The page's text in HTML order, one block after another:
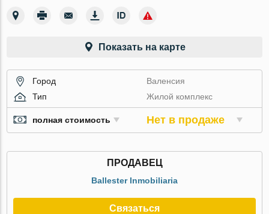
Показать на карте
Город
Валенсия
Тип
Жилой комплекс
полная стоимость Нет в продаже
ПРОДАВЕЦ
Ballester Inmobiliaria
Связаться